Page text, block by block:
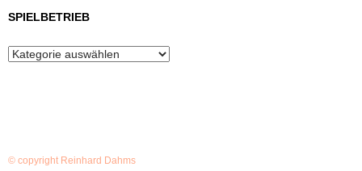
SPIELBETRIEB
Spielbetrieb
© copyright Reinhard Dahms